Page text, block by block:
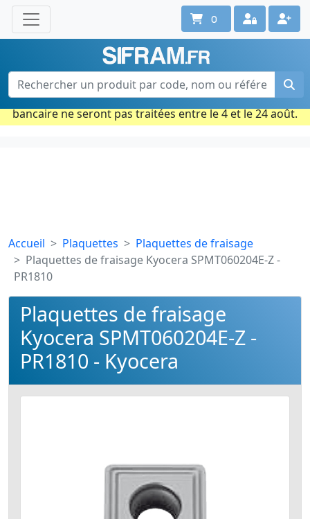
Une question ? Un conseil ?
Contactez-nous au 02 40 92 17 71
Ouvert du lun. au vend. de 08h à 18h
Période estivale : Les commandes prises par carte
bancaire ne seront pas traitées entre le 4 et le 24 août.
0
Accueil Plaquettes
Plaquettes de fraisage
Plaquettes de fraisage Kyocera SPMT060204E-Z -
PR1810
Plaquettes de fraisage
Kyocera SPMT060204E-Z -
PR1810 - Kyocera